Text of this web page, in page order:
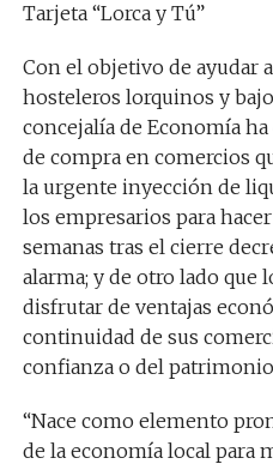
Tarjeta “Lorca y Tú”
Con el objetivo de ayudar
hosteleros lorquinos y
concejalía de Economía
de compra en comercios
la urgente inyección de
los empresarios para
semanas tras el cierre
alarma; y de otro lado que
disfrutar de ventajas
continuidad de sus
confianza o del
“Nace como elemento
de la economía local para